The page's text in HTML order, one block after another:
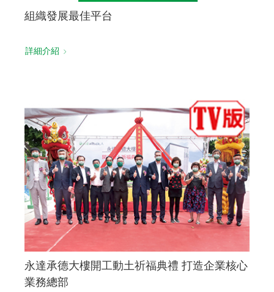
組織發展最佳平台
詳細介紹
永達承德大樓開工動土祈福典禮 打造企業核心
業務總部